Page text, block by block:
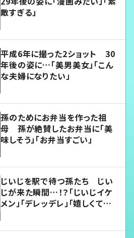
敵すぎる」
平成6年に撮った2ショット 30
年後の姿に…「美男美女」「こん
な夫婦になりたい」
孫のためにお弁当を作った祖
母 孫が絶賛したお弁当に「美
味しそう」「お弁当すごい」
じいじを駅で待つ孫たち じい
じが来た瞬間…！？「じいじイケ
メン」「デレッデレ」「嬉しくて可